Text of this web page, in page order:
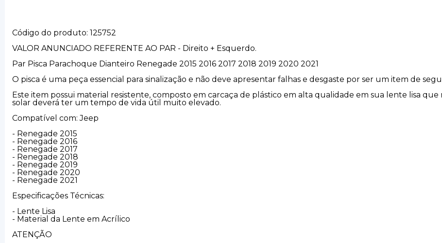
Código do produto: 125752
VALOR ANUNCIADO REFERENTE AO PAR - Direito + Esquerdo.
Par Pisca Parachoque Dianteiro Renegade 2015 2016 2017 2018 2019 2020 2021
O pisca é uma peça essencial para sinalização e não deve apresentar falhas e desgaste por ser um item de
Este item possui material resistente, composto em carcaça de plástico em alta qualidade em sua lente lisa
solar deverá ter um tempo de vida útil muito elevado.
Compatível com: Jeep
- Renegade 2015
- Renegade 2016
- Renegade 2017
- Renegade 2018
- Renegade 2019
- Renegade 2020
- Renegade 2021
Especificações Técnicas:
- Lente Lisa
- Material da Lente em Acrílico
ATENÇÃO